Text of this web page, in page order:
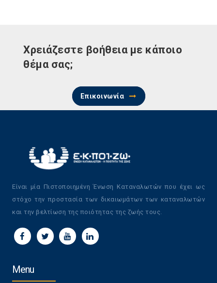
Χρειάζεστε βοήθεια με κάποιο
θέμα σας;
Επικοινωνία
Είναι μία Πιστοποιημένη Ένωση Καταναλωτών που έχει ως
στόχο την προστασία των δικαιωμάτων των καταναλωτών
και την βελτίωση της ποιότητας της ζωής τους.
Menu